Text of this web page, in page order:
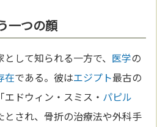
一つの顔
として知られる一方で、 医学の
在である。彼はエジプト最古の
ドウィン・スミス・ パピル
とされ、骨折の治療法や外科手